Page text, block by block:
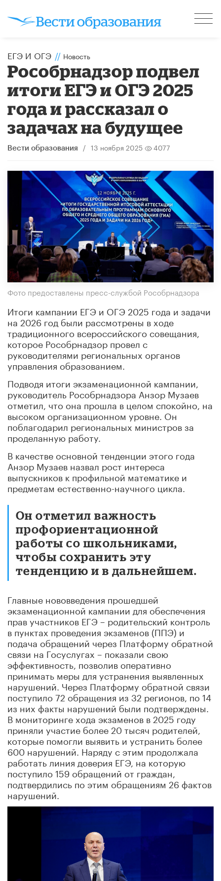
ЕГЭ И ОГЭ // Новость
Рособрнадзор подвел
итоги ЕГЭ и ОГЭ 2025
года и рассказал о
задачах на будущее
Вести образования / 13 ноября 2025 4077
Фото предоставлены пресс-службой Рособрнадзора
Итоги кампании ЕГЭ и ОГЭ 2025 года и задачи
на 2026 год были рассмотрены в ходе
традиционного всероссийского совещания,
которое Рособрнадзор провел с
руководителями региональных органов
управления образованием.
Подводя итоги экзаменационной кампании,
руководитель Рособрнадзора Анзор Музаев
отметил, что она прошла в целом спокойно, на
высоком организационном уровне. Он
поблагодарил региональных министров за
проделанную работу.
В качестве основной тенденции этого года
Анзор Музаев назвал рост интереса
выпускников к профильной математике и
предметам естественно-научного цикла.
Он отметил важность
профориентационной
работы со школьниками,
чтобы сохранить эту
тенденцию и в дальнейшем.
Главные нововведения прошедшей
экзаменационной кампании для обеспечения
прав участников ЕГЭ – родительский контроль
в пунктах проведения экзаменов (ППЭ) и
подача обращений через Платформу обратной
связи на Госуслугах – показали свою
эффективность, позволив оперативно
принимать меры для устранения выявленных
нарушений. Через Платформу обратной связи
поступило 72 обращения из 32 регионов, по 14
из них факты нарушений были подтверждены.
В мониторинге хода экзаменов в 2025 году
приняли участие более 20 тысяч родителей,
которые помогли выявить и устранить более
600 нарушений. Наряду с этим продолжала
работать линия доверия ЕГЭ, на которую
поступило 159 обращений от граждан,
подтвердились по этим обращениям 26 фактов
нарушений.